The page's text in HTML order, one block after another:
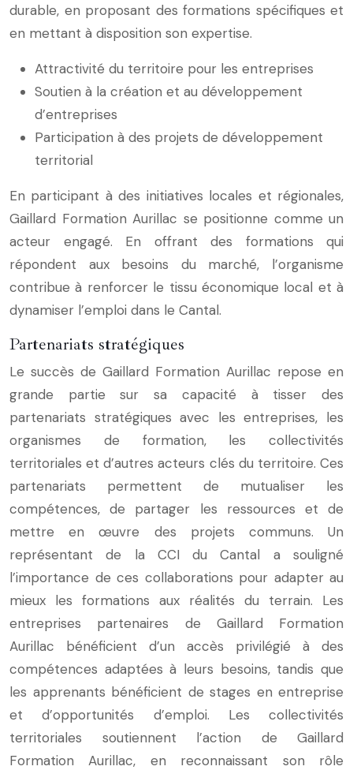
durable, en proposant des formations spécifiques et
en mettant à disposition son expertise.
Attractivité du territoire pour les entreprises
Soutien à la création et au développement
d’entreprises
Participation à des projets de développement
territorial
En participant à des initiatives locales et régionales,
Gaillard Formation Aurillac se positionne comme un
acteur engagé. En offrant des formations qui
répondent aux besoins du marché, l’organisme
contribue à renforcer le tissu économique local et à
dynamiser l’emploi dans le Cantal.
Partenariats stratégiques
Le succès de Gaillard Formation Aurillac repose en
grande partie sur sa capacité à tisser des
partenariats stratégiques avec les entreprises, les
organismes de formation, les collectivités
territoriales et d’autres acteurs clés du territoire. Ces
partenariats permettent de mutualiser les
compétences, de partager les ressources et de
mettre en œuvre des projets communs. Un
représentant de la CCI du Cantal a souligné
l’importance de ces collaborations pour adapter au
mieux les formations aux réalités du terrain. Les
entreprises partenaires de Gaillard Formation
Aurillac bénéficient d’un accès privilégié à des
compétences adaptées à leurs besoins, tandis que
les apprenants bénéficient de stages en entreprise
et d’opportunités d’emploi. Les collectivités
territoriales soutiennent l’action de Gaillard
Formation Aurillac, en reconnaissant son rôle